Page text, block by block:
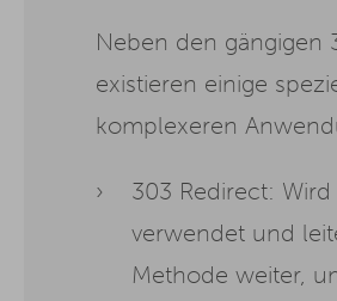
Neben den gängigen
existieren einige
komplexeren
303 Redirect:
verwendet und
Methode weiter,